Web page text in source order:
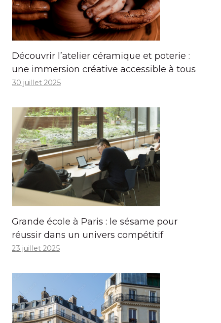
Découvrir l’atelier céramique et poterie :
une immersion créative accessible à tous
30 juillet 2025
Grande école à Paris : le sésame pour
réussir dans un univers compétitif
23 juillet 2025